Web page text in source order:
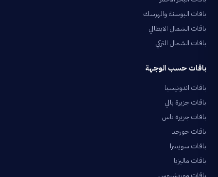
باقات البوسنة والهرسك
باقات الشمال الايطالي
باقات الشمال التركي
باقات حسب الوجهة
باقات اندونيسيا
باقات جزيرة بالي
باقات جزيرة ياس
باقات جورجيا
باقات سويسرا
باقات ماليزيا